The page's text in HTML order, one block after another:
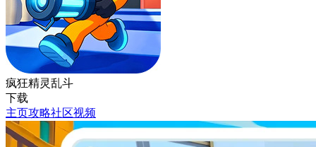
疯狂精灵乱斗
下载
主页攻略社区视频